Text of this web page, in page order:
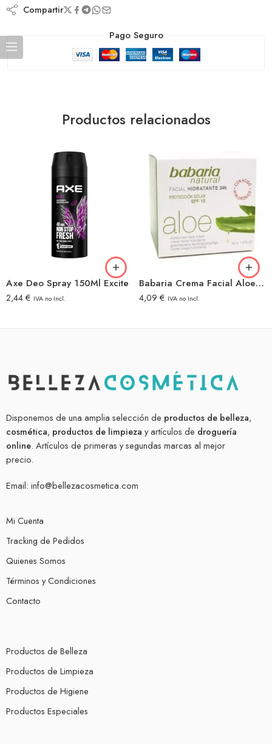
Compartir
Pago Seguro
Productos relacionados
Axe Deo Spray 150Ml Excite
2,44€ IVA no Incl.
Babaria Crema Facial Aloe Vera 50ml Hidratante 24h
4,09 € IVA no Incl.
Disponemos de una amplia selección de productos de belleza,
cosmética, productos de limpieza y artículos de droguería
online. Artículos de primeras y segundas marcas al mejor
precio.
Email: info@bellezacosmetica.com
Mi Cuenta
Tracking de Pedidos
Quienes Somos
Términos y Condiciones
Contacto
Productos de Belleza
Productos de Limpieza
Productos de Higiene
Productos Especiales